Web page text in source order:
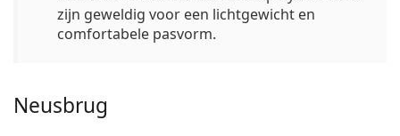
zijn geweldig voor een lichtgewicht en
comfortabele pasvorm.
Neusbrug